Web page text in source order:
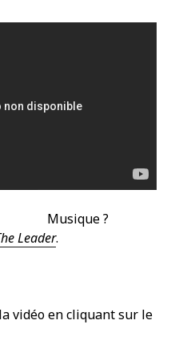
Musique ?
Leader.
vidéo en cliquant sur le